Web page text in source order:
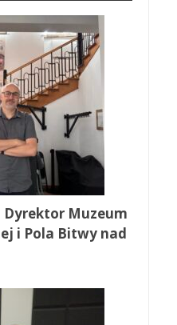
Dyrektor Muzeum
i Pola Bitwy nad